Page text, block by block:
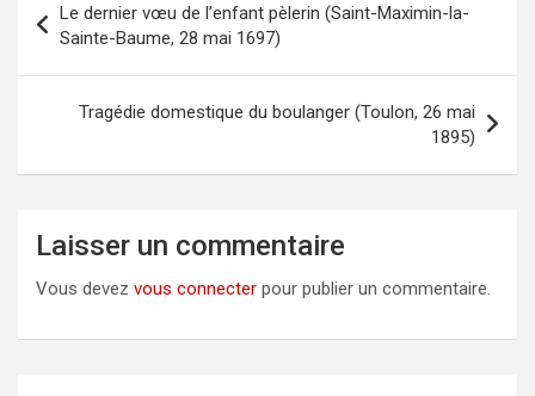
Navigation
l’article
Le dernier vœu de l’enfant pèlerin (Saint-Maximin-la-
Sainte-Baume, 28 mai 1697)
Tragédie domestique du boulanger (Toulon, 26 mai
1895)
Laisser un commentaire
Vous devez vous connecter pour publier un commentaire.